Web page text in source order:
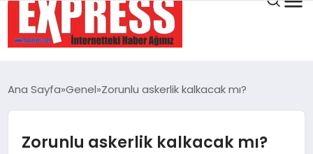
K.MARAŞ
AFŞİN
Ana Sayfa Genel Zorunlu askerlik kalkacak mı?
Zorunlu askerlik kalkacak mı?